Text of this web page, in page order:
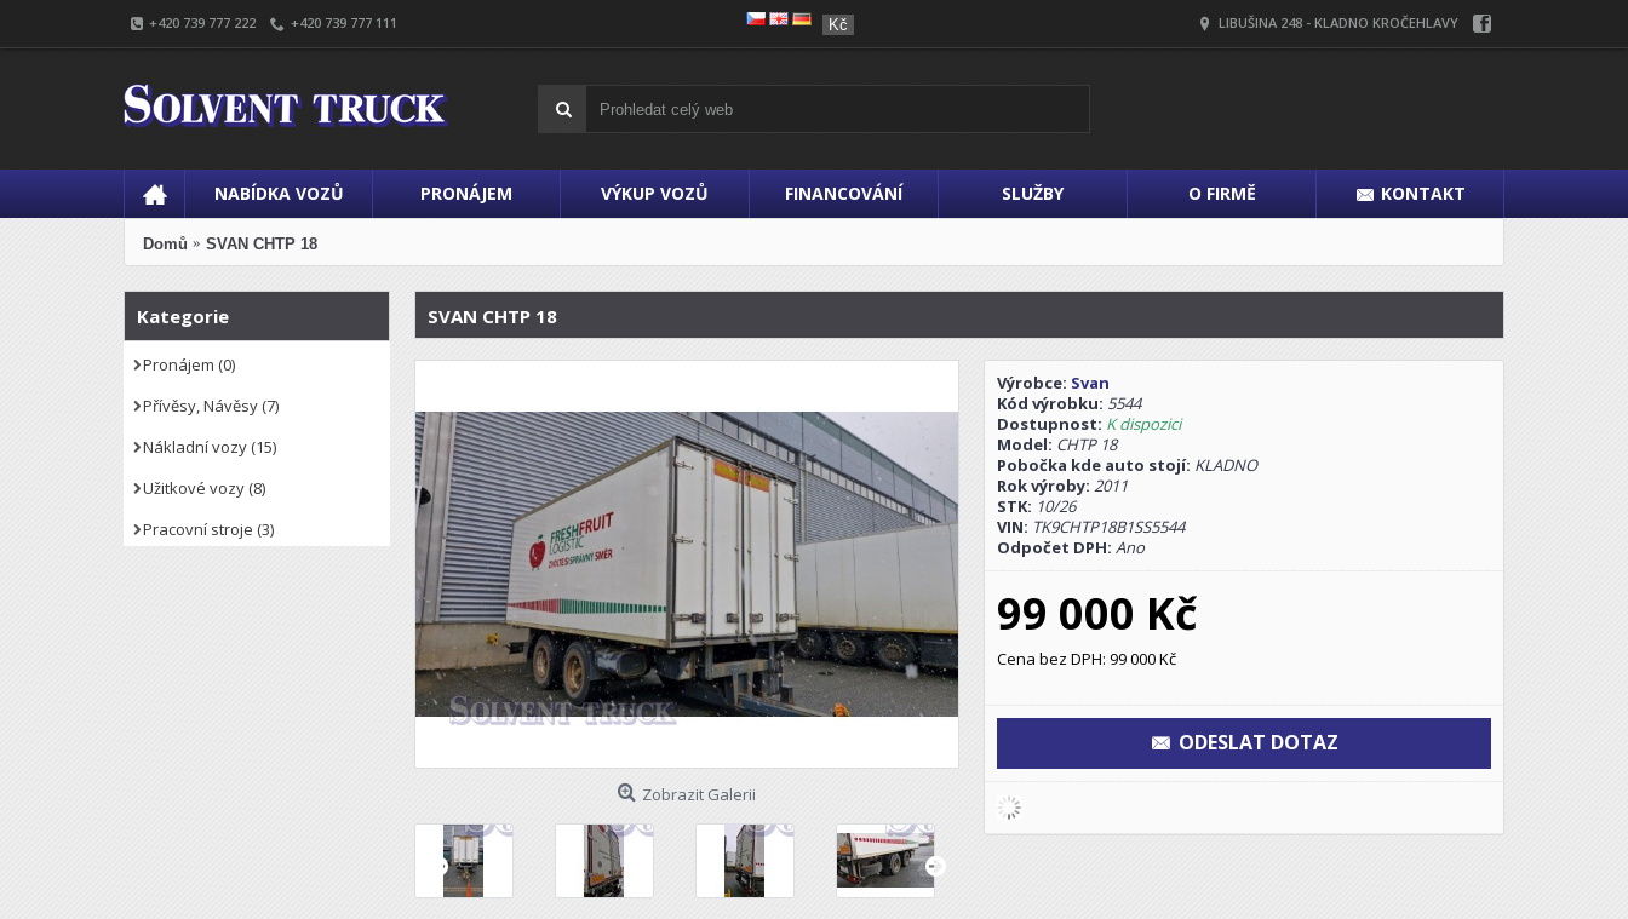
+420 739 777 222 +420 739 777 111 Kč LIBUŠINA 248 - KLADNO KROČEHLAVY
NABÍDKA VOZŮ PRONÁJEM VÝKUP VOZŮ FINANCOVÁNÍ SLUŽBY O FIRMĚ KONTAKT
Domů SVAN CHTP 18
Kategorie
Pronájem (0)
Přívěsy, Návěsy (7)
Nákladní vozy (15)
Užitkové vozy (8)
Pracovní stroje (3)
SVAN CHTP 18
Zobrazit Galerii
Výrobce: Svan
Kód výrobku: 5544
Dostupnost: K dispozici
Model: CHTP 18
Pobočka kde auto stojí: KLADNO
Rok výroby: 2011
STK: 10/26
VIN: TK9CHTP18B1SS5544
Odpočet DPH: Ano
99 000 Kč
Cena bez DPH: 99 000 Kč
ODESLAT DOTAZ